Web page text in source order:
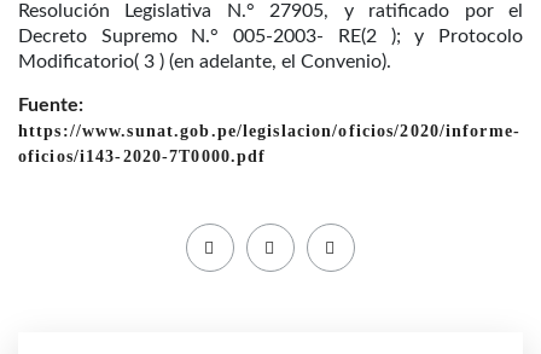
Resolución Legislativa N.° 27905, y ratificado por el
Decreto Supremo N.° 005-2003- RE(2 ); y Protocolo
Modificatorio( 3 ) (en adelante, el Convenio).
Fuente:
https://www.sunat.gob.pe/legislacion/oficios/2020/informe-
oficios/i143-2020-7T0000.pdf